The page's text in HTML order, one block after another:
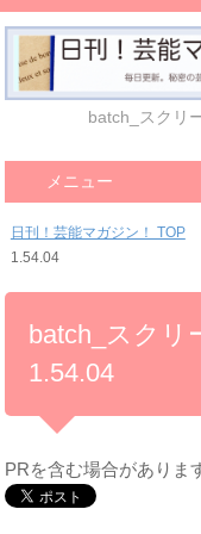
batch_スクリ
メニュー
日刊！芸能マガジン！ TOP
1.54.04
batch_スクリ
1.54.04
PRを含む場合がありま